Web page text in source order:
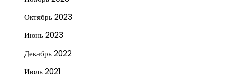
Октябрь 2023
Июнь 2023
Декабрь 2022
Июль 2021